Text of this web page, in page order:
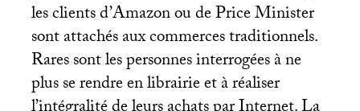
les clients d’Amazon ou de Price Minister
sont attachés aux commerces traditionnels.
Rares sont les personnes interrogées à ne
plus se rendre en librairie et à réaliser